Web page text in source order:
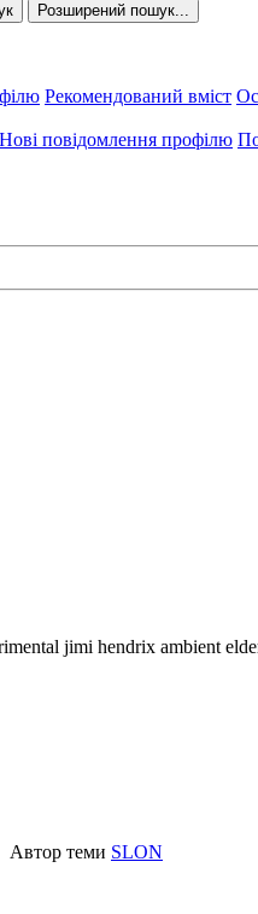
Розширений пошук...
Рекомендований вміст
Нові повідомлення профілю
jimi hendrix ambient
Автор теми SLON